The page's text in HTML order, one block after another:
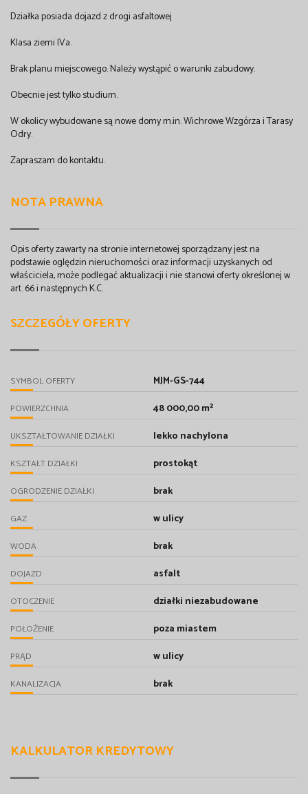
Działka posiada dojazd z drogi asfaltowej
Klasa ziemi IVa.
Brak planu miejscowego. Należy wystąpić o warunki zabudowy.
Obecnie jest tylko studium.
W okolicy wybudowane są nowe domy m.in. Wichrowe Wzgórza i Tarasy
Odry.
Zapraszam do kontaktu.
NOTA PRAWNA
Opis oferty zawarty na stronie internetowej sporządzany jest na
podstawie oględzin nieruchomości oraz informacji uzyskanych od
właściciela, może podlegać aktualizacji i nie stanowi oferty określonej w
art. 66 i następnych K.C.
SZCZEGÓŁY OFERTY
SYMBOL OFERTY MJM-GS-744
POWIERZCHNIA 48 000,00 m²
UKSZTAŁTOWANIE DZIAŁKI lekko nachylona
KSZTAŁT DZIAŁKI prostokąt
OGRODZENIE DZIAŁKI brak
GAZ w ulicy
WODA brak
DOJAZD asfalt
OTOCZENIE działki niezabudowane
POŁOŻENIE poza miastem
PRĄD w ulicy
KANALIZACJA brak
KALKULATOR KREDYTOWY